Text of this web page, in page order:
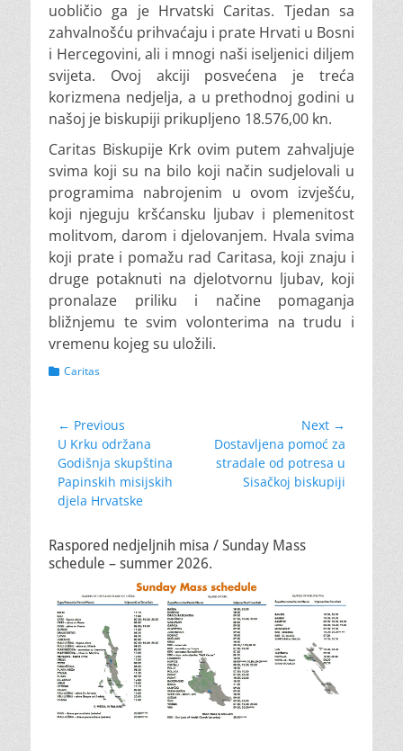
uobličio ga je Hrvatski Caritas. Tjedan sa
zahvalnošću prihvaćaju i prate Hrvati u Bosni
i Hercegovini, ali i mnogi naši iseljenici diljem
svijeta. Ovoj akciji posvećena je treća
korizmena nedjelja, a u prethodnoj godini u
našoj je biskupiji prikupljeno 18.576,00 kn.
Caritas Biskupije Krk ovim putem zahvaljuje
svima koji su na bilo koji način sudjelovali u
programima nabrojenim u ovom izvješću,
koji njeguju kršćansku ljubav i plemenitost
molitvom, darom i djelovanjem. Hvala svima
koji prate i pomažu rad Caritasa, koji znaju i
druge potaknuti na djelotvornu ljubav, koji
pronalaze priliku i načine pomaganja
bližnjemu te svim volonterima na trudu i
vremenu kojeg su uložili.
Categories
Caritas
Navigacija
objava
← Previous
Previous
post:
U Krku održana
Godišnja skupština
Papinskih misijskih
djela Hrvatske
Next →
Next
post:
Dostavljena pomoć za
stradale od potresa u
Sisačkoj biskupiji
Raspored nedjeljnih misa / Sunday Mass
schedule – summer 2026.